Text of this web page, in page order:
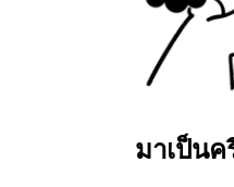
มาเป็นค